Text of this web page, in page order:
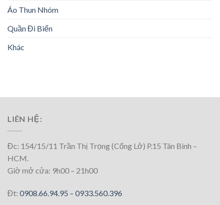
Áo Thun Nhóm
Quần Đi Biển
Khác
LIÊN HỆ:
Đc: 154/15/11 Trần Thị Trọng (Cống Lở) P.15 Tân Bình –
HCM.
Giờ mở cửa: 9h00 – 21h00
Đt: 0908.66.94.95 – 0933.560.396